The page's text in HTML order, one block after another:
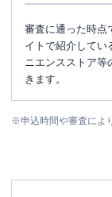
審査に通った時点
イトで紹介してい
ニエンスストア等
きます。
※申込時間や審査によ